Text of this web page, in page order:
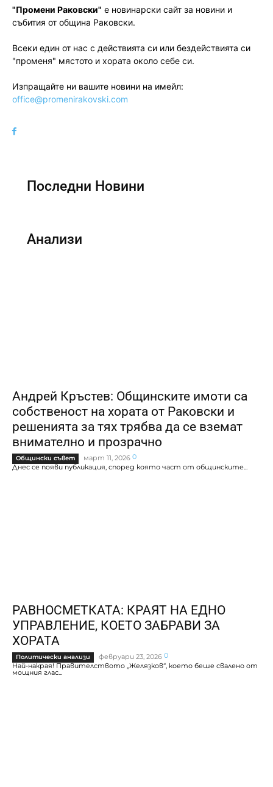
"Промени Раковски" е новинарски сайт за новини и
събития от община Раковски.
Всеки един от нас с действията си или бездействията си
"променя" мястото и хората около себе си.
Изпращайте ни вашите новини на имейл:
office@promenirakovski.com
Последни Новини
Анализи
Андрей Кръстев: Общинските имоти са
собственост на хората от Раковски и
решенията за тях трябва да се вземат
внимателно и прозрачно
Общински съвет март 11, 2026 0
Днес се появи публикация, според която част от общинските...
РАВНОСМЕТКАТА: КРАЯТ НА ЕДНО
УПРАВЛЕНИЕ, КОЕТО ЗАБРАВИ ЗА
ХОРАТА
Политически анализи февруари 23, 2026 0
Най-накрая! Правителството „Желязков“, което беше свалено от
мощния глас...